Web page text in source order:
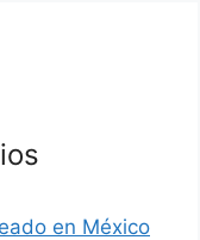
en México